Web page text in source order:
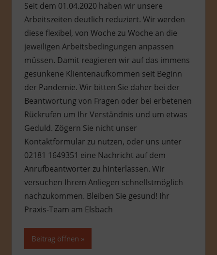
Seit dem 01.04.2020 haben wir unsere
Arbeitszeiten deutlich reduziert. Wir werden
diese flexibel, von Woche zu Woche an die
jeweiligen Arbeitsbedingungen anpassen
müssen. Damit reagieren wir auf das immens
gesunkene Klientenaufkommen seit Beginn
der Pandemie. Wir bitten Sie daher bei der
Beantwortung von Fragen oder bei erbetenen
Rückrufen um Ihr Verständnis und um etwas
Geduld. Zögern Sie nicht unser
Kontaktformular zu nutzen, oder uns unter
02181 1649351 eine Nachricht auf dem
Anrufbeantworter zu hinterlassen. Wir
versuchen Ihrem Anliegen schnellstmöglich
nachzukommen. Bleiben Sie gesund! Ihr
Praxis-Team am Elsbach
Beitrag öffnen